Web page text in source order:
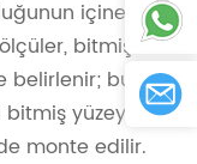
içine
bitmiş
belirlenir; bu
yüzeyin
monte edilir.